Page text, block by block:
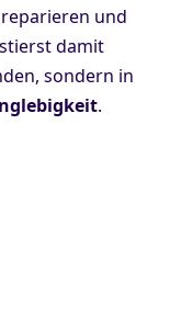
und
damit
sondern in
.